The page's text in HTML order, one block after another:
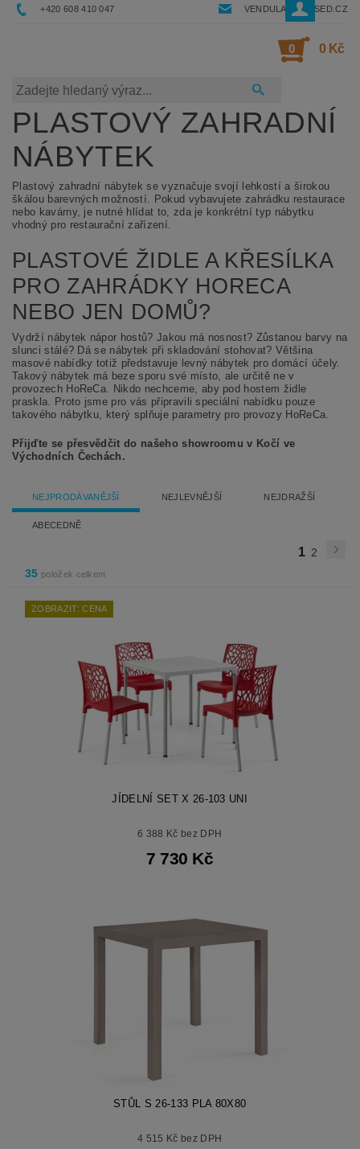
+420 608 410 047 VENDULA@RESSED.CZ
0 0 Kč
PLASTOVÝ ZAHRADNÍ
NÁBYTEK
Plastový zahradní nábytek se vyznačuje svojí lehkostí a širokou
škálou barevných možností. Pokud vybavujete zahrádku restaurace
nebo kavárny, je nutné hlídat to, zda je konkrétní typ nábytku
vhodný pro restaurační zařízení.
PLASTOVÉ ŽIDLE A KŘESÍLKA
PRO ZAHRÁDKY HORECA
NEBO JEN DOMŮ?
Vydrží nábytek nápor hostů? Jakou má nosnost? Zůstanou barvy na
slunci stálé? Dá se nábytek při skladování stohovat? Většina
masové nabídky totiž představuje levný nábytek pro domácí účely.
Takový nábytek má beze sporu své místo, ale určitě ne v
provozech HoReCa. Nikdo nechceme, aby pod hostem židle
praskla. Proto jsme pro vás připravili speciální nabídku pouze
takového nábytku, který splňuje parametry pro provozy HoReCa.
Přijďte se přesvědčit do našeho showroomu v Kočí ve
Východních Čechách.
NEJPRODÁVANĚJŠÍ NEJLEVNĚJŠÍ NEJDRAŽŠÍ
ABECEDNĚ
1 2
35 položek celkem
ZOBRAZIT: CENA
JÍDELNÍ SET X 26-103 UNI
6 388 Kč bez DPH
7 730 Kč
STŮL S 26-133 PLA 80X80
4 515 Kč bez DPH